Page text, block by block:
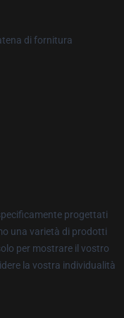
di fornitura
progettati
una varietà di prodotti
per mostrare il vostro
la vostra individualità